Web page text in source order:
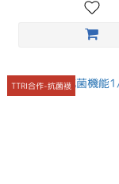
TTRI合作-抗菌襪